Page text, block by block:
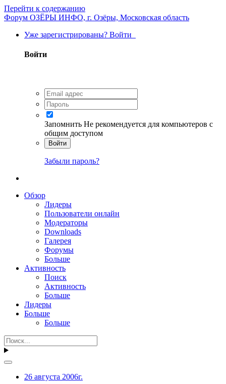
Перейти к содержанию
Форум ОЗЁРЫ ИНФО, г. Озёры, Московская область
Уже зарегистрированы? Войти
Войти
Запомнить Не рекомендуется для компьютеров с
общим доступом
Войти
Забыли пароль?
Обзор
Лидеры
Пользователи онлайн
Модераторы
Downloads
Галерея
Форумы
Больше
Активность
Поиск
Активность
Больше
Лидеры
Больше
Больше
26 августа 2006г.